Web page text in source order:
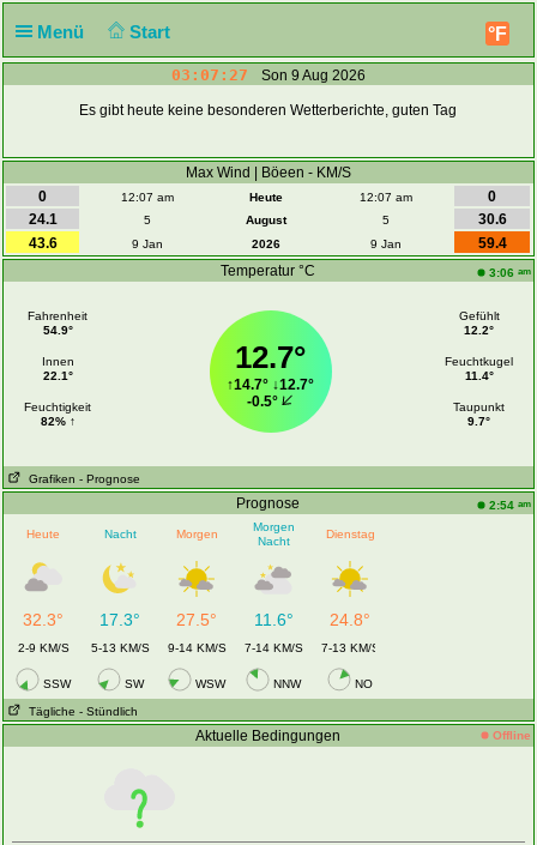
Menü Start °F
03:07:27 Son 9 Aug 2026
Es gibt heute keine besonderen Wetterberichte, guten Tag
Max Wind | Böeen - KM/S
0
12:07 am Heute 12:07 am
0
24.1
5 August 5
30.6
43.6
9 Jan 2026 9 Jan
59.4
Temperatur °C
3:06 am
Fahrenheit
54.9°
Innen
22.1°
Feuchtigkeit
82% ↑
12.7°
↑14.7° ↓12.7°
-0.5°
Gefühlt
12.2°
Feuchtkugel
11.4°
Taupunkt
9.7°
Grafiken - Prognose
Prognose 2:54 am
Heute Nacht Morgen
Morgen
Nacht
Dienstag
32.3° 17.3° 27.5° 11.6° 24.8°
2-9 KM/S 5-13 KM/S 9-14 KM/S 7-14 KM/S 7-13 KM/S
SSW SW WSW NNW NO
Tägliche - Stündlich
Aktuelle Bedingungen Offline